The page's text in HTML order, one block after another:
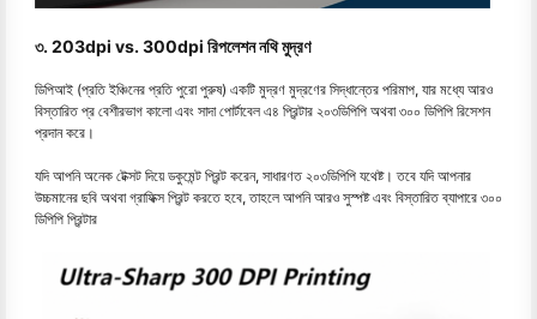
৩. 203dpi vs. 300dpi রিপলেশন নথি মুদ্রণ
ডিপিআই (প্রতি ইঞ্চিনের প্রতি পুরো পুরুষ) একটি মুদ্রণ মুদ্রণের সিদ্ধান্তের পরিমাপ, যার মধ্যে আরও
বিস্তারিত প্র বেশীরভাগ কালো এবং সাদা পোর্টাবেল এ৪ প্রিন্টার ২০৩ডিপিপি অথবা ৩০০ ডিপিপি রিসেশন
প্রদান করে।
যদি আপনি অনেক টেক্সট দিয়ে ডকুমেন্ট প্রিন্ট করেন, সাধারণত ২০৩ডিপিপি যথেষ্ট। তবে যদি আপনার
উচ্চমানের ছবি অথবা গ্রাফিক্স প্রিন্ট করতে হবে, তাহলে আপনি আরও সুস্পষ্ট এবং বিস্তারিত ব্যাপারে ৩০০
ডিপিপি প্রিন্টার